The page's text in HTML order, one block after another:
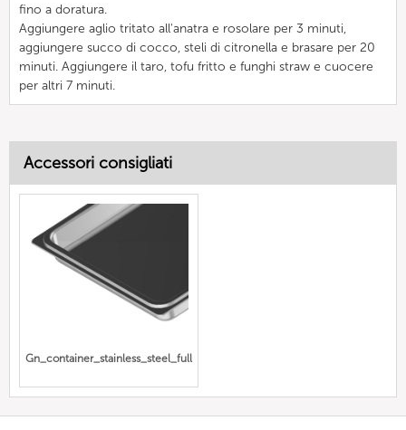
fino a doratura.
Aggiungere aglio tritato all'anatra e rosolare per 3 minuti,
aggiungere succo di cocco, steli di citronella e brasare per 20
minuti. Aggiungere il taro, tofu fritto e funghi straw e cuocere
per altri 7 minuti.
Accessori consigliati
Gn_container_stainless_steel_full